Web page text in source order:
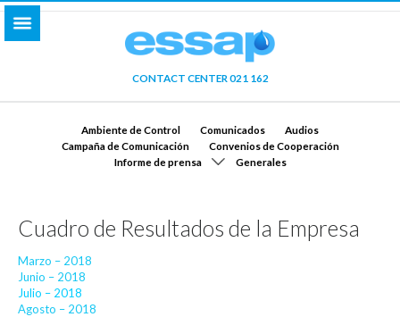
CONTACT CENTER 021 162
Ambiente de Control Comunicados
Audios
Campaña de Comunicación
Convenios de Cooperación
Informe de prensa
Generales
Cuadro de Resultados de la Empresa
Marzo – 2018
Junio – 2018
Julio – 2018
Agosto – 2018